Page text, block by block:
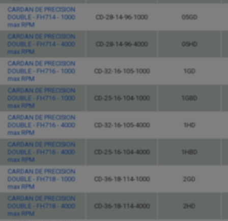
CARDAN DE PRECISION
DOUBLE - FH714 - 1000
max RPM
CD-28-14-96-1000 05GD
CARDAN DE PRECISION
DOUBLE - FH714 - 4000
max RPM
CD-28-14-96-4000 05HD
CARDAN DE PRECISION
DOUBLE - FH716 - 1000
max RPM
CD-32-16-105-1000 1GD
CARDAN DE PRECISION
DOUBLE - FH716 - 1000
max RPM
CD-25-16-104-1000 1GBD
CARDAN DE PRECISION
DOUBLE - FH716 - 4000
max RPM
CD-32-16-105-4000 1HD
CARDAN DE PRECISION
DOUBLE - FH716 - 4000
max RPM
CD-25-16-104-4000 1HBD
CARDAN DE PRECISION
DOUBLE - FH718 - 1000
max RPM
CD-36-18-114-1000 2GD
CARDAN DE PRECISION
DOUBLE - FH718 - 4000
max RPM
CD-36-18-114-4000 2HD